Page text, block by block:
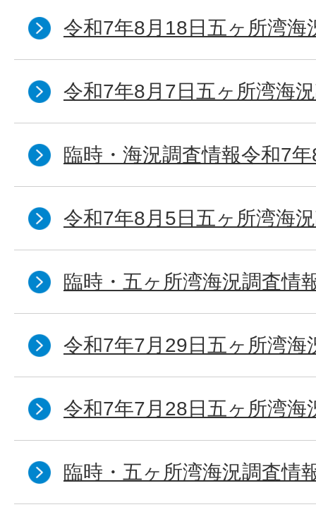
令和7年8月18日五ヶ所湾海
令和7年8月7日五ヶ所湾海
臨時・海況調査情報令和7
令和7年8月5日五ヶ所湾海
臨時・五ヶ所湾海況調査情
令和7年7月29日五ヶ所湾海
令和7年7月28日五ヶ所湾海
臨時・五ヶ所湾海況調査情